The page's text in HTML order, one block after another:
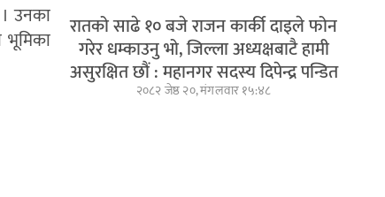
उनका
रातको साढे १० बजे राजन कार्की दाइले फोन
गरेर धम्काउनु भो, जिल्ला अध्यक्षबाटै हामी
असुरक्षित छौं : महानगर सदस्य दिपेन्द्र पन्डित
२०८२ जेष्ठ २०, मंगलवार १५:४८